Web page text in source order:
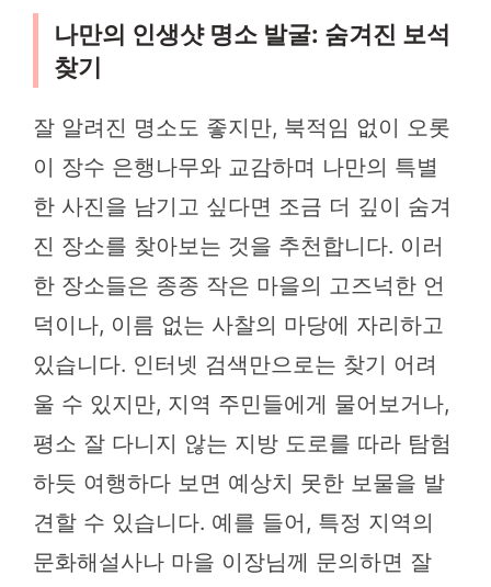
나만의 인생샷 명소 발굴: 숨겨진 보석
찾기
잘 알려진 명소도 좋지만, 북적임 없이 오롯
이 장수 은행나무와 교감하며 나만의 특별
한 사진을 남기고 싶다면 조금 더 깊이 숨겨
진 장소를 찾아보는 것을 추천합니다. 이러
한 장소들은 종종 작은 마을의 고즈넉한 언
덕이나, 이름 없는 사찰의 마당에 자리하고
있습니다. 인터넷 검색만으로는 찾기 어려
울 수 있지만, 지역 주민들에게 물어보거나,
평소 잘 다니지 않는 지방 도로를 따라 탐험
하듯 여행하다 보면 예상치 못한 보물을 발
견할 수 있습니다. 예를 들어, 특정 지역의
문화해설사나 마을 이장님께 문의하면 잘